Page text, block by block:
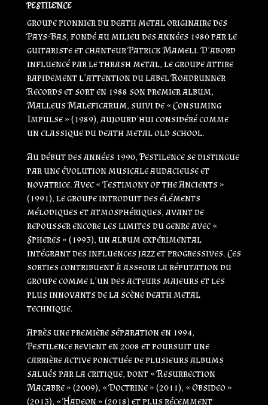
PESTILENCE
groupe pionnier du death metal originaire des
Pays-Bas, fondé au milieu des années 1980 par le
guitariste et chanteurPatrick Mameli. D’abord
influencé par le thrash metal, le groupe attire
rapidement l’attention du labelRoadrunner
Recordset sort en 1988 son premier album,
Malleus Maleficarum, suivi de « Consuming
Impulse » (1989), aujourd’hui considéré comme
un classique du death metal old school.
Au début des années 1990, Pestilence se distingue
par une évolution musicale audacieuse et
novatrice. Avec « Testimony of the Ancients »
(1991), le groupe introduit des éléments
mélodiques et atmosphériques, avant de
repousser encore les limites du genre avec «
Spheres » (1993), un album expérimental
intégrant des influences jazz et progressives. Ces
sorties contribuent à asseoir la réputation du
groupe comme l’un des acteurs majeurs et les
plus innovants de la scène death metal
technique.
Après une première séparation en 1994,
Pestilence revient en 2008 et poursuit une
carrière active ponctuée de plusieurs albums
salués par la critique, dont « Resurrection
Macabre » (2009), « Doctrine » (2011), « Obsideo »
(2013), « Hadeon » (2018) et plus récemment